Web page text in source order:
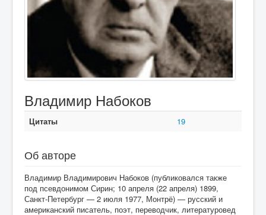
Владимир Набоков
Цитаты 19
Об авторе
Владимир Владимирович Набоков (публиковался также
под псевдонимом Сирин; 10 апреля (22 апреля) 1899,
Санкт-Петербург — 2 июля 1977, Монтрё) — русский и
американский писатель, поэт, переводчик, литературовед